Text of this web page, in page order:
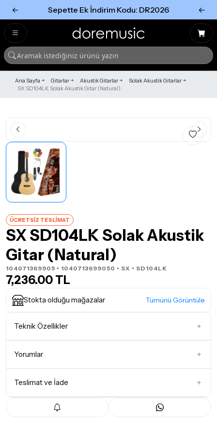
← Sepette Ek İndirim Kodu: DR2026 ←
Ana Sayfa Gitarlar Akustik Gitarlar
Solak Akustik Gitarlar
SX SD104LK Solak Akustik Gitar (Natural)
ÜCRETSİZ TESLİMAT
SX SD104LK Solak Akustik
Gitar (Natural)
104071369905 • 1040713699050 • SX • SD104LK
7,236.00 TL
Stokta olduğu mağazalar Tümünü Görüntüle
Teknik Özellikler
Yorumlar
Teslimat ve İade
Teslimat Koşulları
Tümünü Gör
Tümünü gör